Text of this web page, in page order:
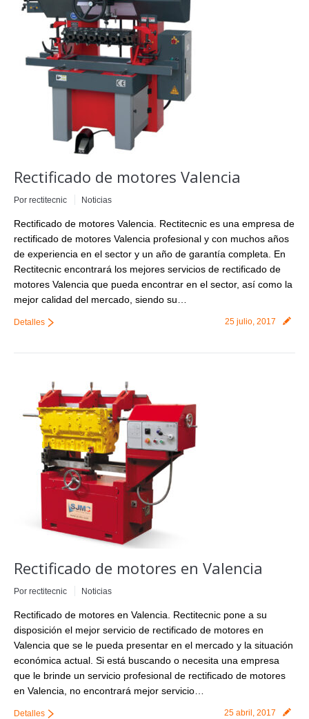
Rectificado de motores Valencia
Por rectitecnic Noticias
Rectificado de motores Valencia. Rectitecnic es una empresa de
rectificado de motores Valencia profesional y con muchos años
de experiencia en el sector y un año de garantía completa. En
Rectitecnic encontrará los mejores servicios de rectificado de
motores Valencia que pueda encontrar en el sector, así como la
mejor calidad del mercado, siendo su…
25 julio, 2017
Detalles
Rectificado de motores en Valencia
Por rectitecnic Noticias
Rectificado de motores en Valencia. Rectitecnic pone a su
disposición el mejor servicio de rectificado de motores en
Valencia que se le pueda presentar en el mercado y la situación
económica actual. Si está buscando o necesita una empresa
que le brinde un servicio profesional de rectificado de motores
en Valencia, no encontrará mejor servicio…
25 abril, 2017
Detalles